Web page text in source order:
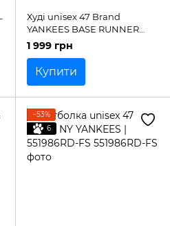
Худі unisex 47 Brand
YANKEES BASE RUNNER
BRUSHED FL | 564970JK-FS
1 999 грн
Купити
−53%
6